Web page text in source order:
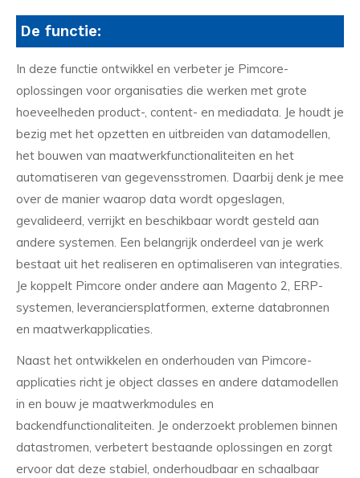
De functie:
In deze functie ontwikkel en verbeter je Pimcore-
oplossingen voor organisaties die werken met grote
hoeveelheden product-, content- en mediadata. Je houdt je
bezig met het opzetten en uitbreiden van datamodellen,
het bouwen van maatwerkfunctionaliteiten en het
automatiseren van gegevensstromen. Daarbij denk je mee
over de manier waarop data wordt opgeslagen,
gevalideerd, verrijkt en beschikbaar wordt gesteld aan
andere systemen. Een belangrijk onderdeel van je werk
bestaat uit het realiseren en optimaliseren van integraties.
Je koppelt Pimcore onder andere aan Magento 2, ERP-
systemen, leveranciersplatformen, externe databronnen
en maatwerkapplicaties.
Naast het ontwikkelen en onderhouden van Pimcore-
applicaties richt je object classes en andere datamodellen
in en bouw je maatwerkmodules en
backendfunctionaliteiten. Je onderzoekt problemen binnen
datastromen, verbetert bestaande oplossingen en zorgt
ervoor dat deze stabiel, onderhoudbaar en schaalbaar